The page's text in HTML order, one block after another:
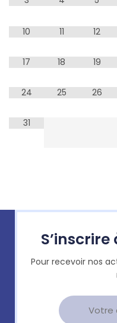
10 11 12
17 18 19
24 25 26
31
Pour recevoir nos